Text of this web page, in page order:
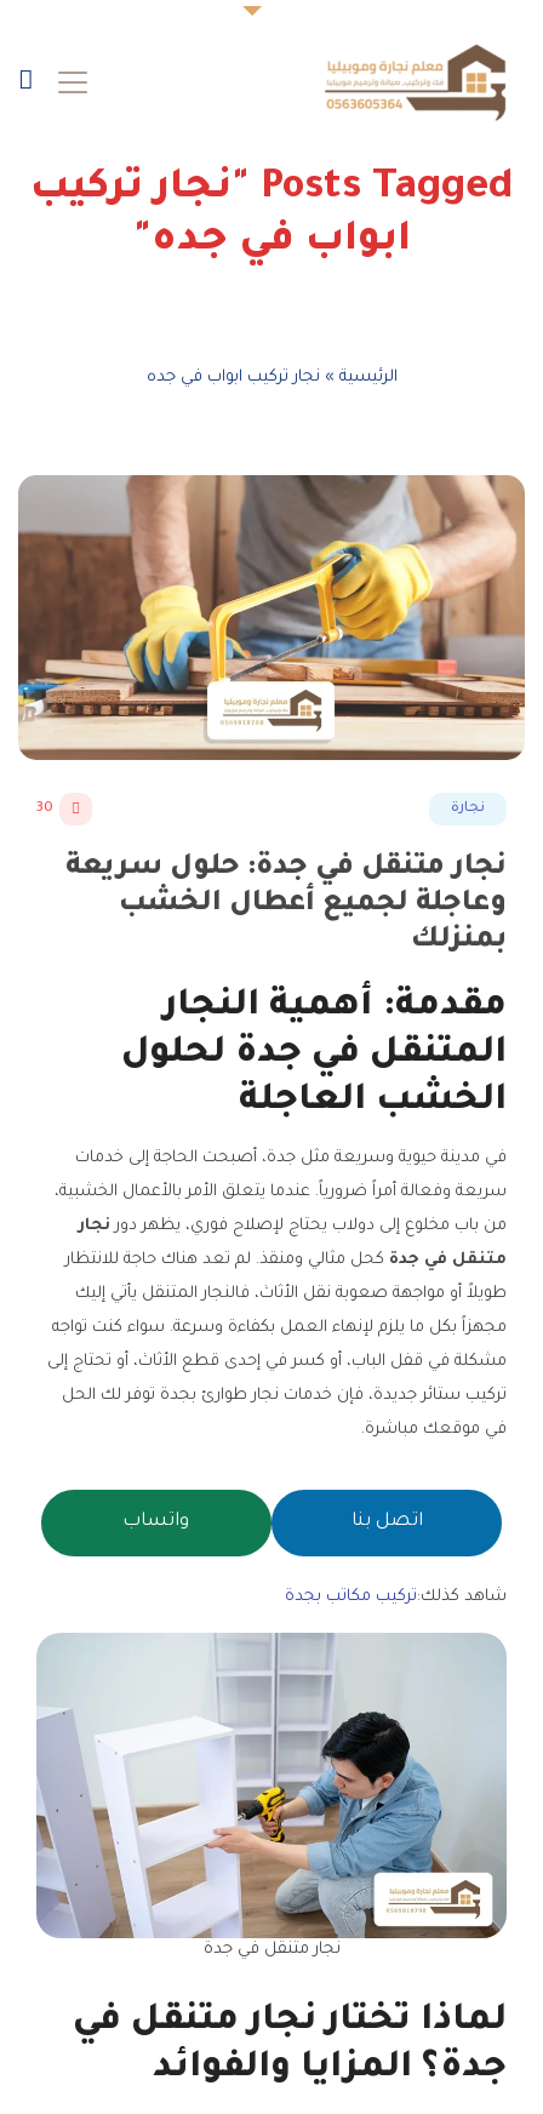
Posts Tagged "نجار تركيب
ابواب في جده"
الرئيسية » نجار تركيب ابواب في جده
نجارة 30
نجار متنقل في جدة: حلول سريعة
وعاجلة لجميع أعطال الخشب
بمنزلك
مقدمة: أهمية النجار
المتنقل في جدة لحلول
الخشب العاجلة
في مدينة حيوية وسريعة مثل جدة، أصبحت الحاجة إلى خدمات
سريعة وفعالة أمراً ضرورياً. عندما يتعلق الأمر بالأعمال الخشبية،
من باب مخلوع إلى دولاب يحتاج لإصلاح فوري، يظهر دور نجار
متنقل في جدة كحل مثالي ومنقذ. لم تعد هناك حاجة للانتظار
طويلاً أو مواجهة صعوبة نقل الأثاث، فالنجار المتنقل يأتي إليك
مجهزاً بكل ما يلزم لإنهاء العمل بكفاءة وسرعة. سواء كنت تواجه
مشكلة في قفل الباب، أو كسر في إحدى قطع الأثاث، أو تحتاج إلى
تركيب ستائر جديدة، فإن خدمات نجار طوارئ بجدة توفر لك الحل
في موقعك مباشرة.
اتصل بنا واتساب
شاهد كذلك:تركيب مكاتب بجدة
نجار متنقل في جدة
لماذا تختار نجار متنقل في
جدة؟ المزايا والفوائد